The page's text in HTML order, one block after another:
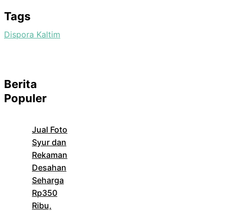
Tags
Dispora Kaltim
Berita
Populer
Jual Foto
Syur dan
Rekaman
Desahan
Seharga
Rp350
Ribu,